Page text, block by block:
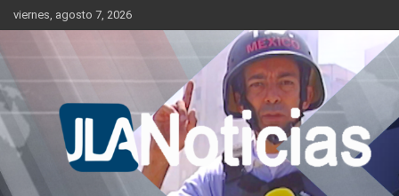
Skip
to
viernes, agosto 7, 2026